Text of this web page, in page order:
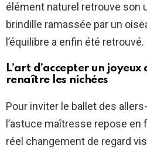
élément naturel retrouve son
brindille ramassée par un
l’équilibre a enfin été retrouvé.
L’art d’accepter un
renaître les nichées
Pour inviter le ballet des
l’astuce maîtresse repose
réel changement de regard